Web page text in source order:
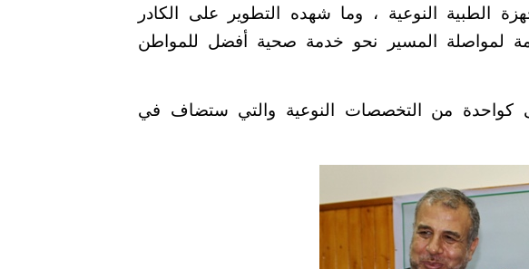
الطبية النوعية ، وما شهده التطوير على الكادر
لمواصلة المسير نحو خدمة صحية أفضل للمواطن
كواحدة من التخصصات النوعية والتي ستضاف في